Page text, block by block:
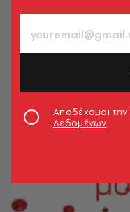
Αποδέχομαι την
Δεδομένων